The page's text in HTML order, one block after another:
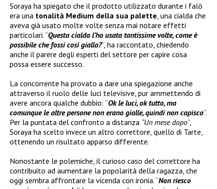
Soraya ha spiegato che il prodotto utilizzato durante i falò
era una tonalità Medium della sua palette , una cialda che
aveva già usato molte volte senza mai notare effetti
particolari. “Questa cialda l’ho usata tantissime volte, come è
possibile che fossi così gialla?”, ha raccontato, chiedendo
anche il parere degli esperti del settore per capire cosa
possa essere successo.
La concorrente ha provato a dare una spiegazione anche
attraverso il ruolo delle luci televisive, pur ammettendo di
avere ancora qualche dubbio: “Ok le luci, ok tutto, ma
comunque le altre persone non erano gialle, quindi non capisco”.
Per la puntata del confronto a distanza “Un mese dopo”,
Soraya ha scelto invece un altro correttore, quello di Tarte,
ottenendo un risultato apparso differente.
Nonostante le polemiche, il curioso caso del correttore ha
contribuito ad aumentare la popolarità della ragazza, che
oggi sembra affrontare la vicenda con ironia. “Non riesco